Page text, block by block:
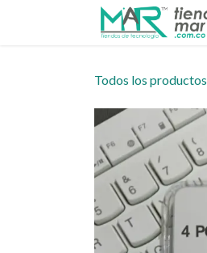
Todos los productos